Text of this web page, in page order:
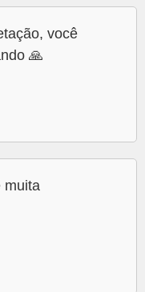
você
🙏
muita